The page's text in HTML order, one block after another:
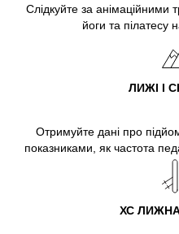
Слідкуйте за анімаційними
йоги та пілатесу
ЛИЖІ І
Отримуйте дані про
показниками, як частота
ХС